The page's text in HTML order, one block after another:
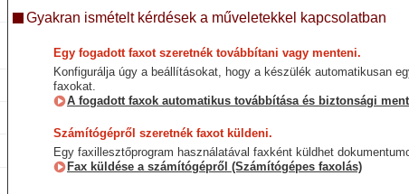
Gyakran ismételt kérdések a műveletekkel kapcsolatban
Egy fogadott faxot szeretnék továbbítani vagy menteni.
Konfigurálja úgy a beállításokat, hogy a készülék automatikusan
faxokat.
A fogadott faxok automatikus továbbítása és biztonsági
Számítógépről szeretnék faxot küldeni.
Egy faxillesztőprogram használatával faxként küldhet
Fax küldése a számítógépről (Számítógépes faxolás)